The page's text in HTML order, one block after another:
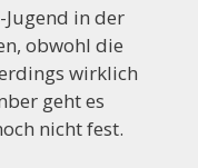
Jugend in der
obwohl die
wirklich
geht es
nicht fest.